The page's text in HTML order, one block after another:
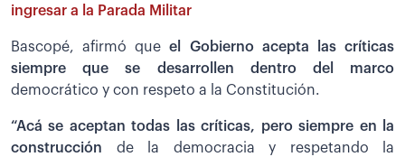
ingresar a la Parada Militar
Bascopé, afirmó que el Gobierno acepta las críticas
siempre que se desarrollen dentro del marco
democrático y con respeto a la Constitución.
“Acá se aceptan todas las críticas, pero siempre en la
construcción de la democracia y respetando la